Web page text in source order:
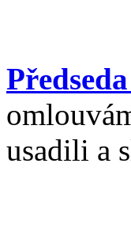
usadili a